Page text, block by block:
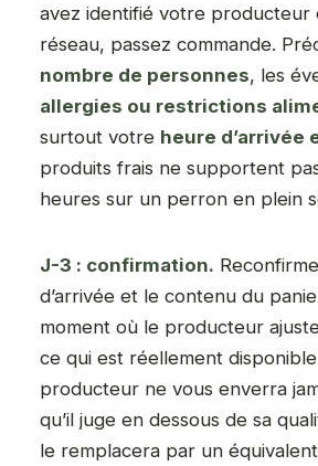
avez identifié votre producteur
réseau, passez commande.
nombre de personnes, les
allergies ou restrictions
surtout votre heure d’arrivée
produits frais ne supportent
heures sur un perron en plein
J-3 : confirmation.
d’arrivée et le contenu du
moment où le producteur
ce qui est réellement
producteur ne vous enverra
qu’il juge en dessous de sa
le remplacera par un